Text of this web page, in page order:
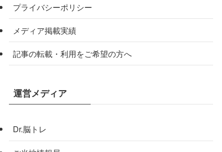
プライバシーポリシー
メディア掲載実績
記事の転載・利用をご希望の方へ
運営メディア
Dr.脳トレ